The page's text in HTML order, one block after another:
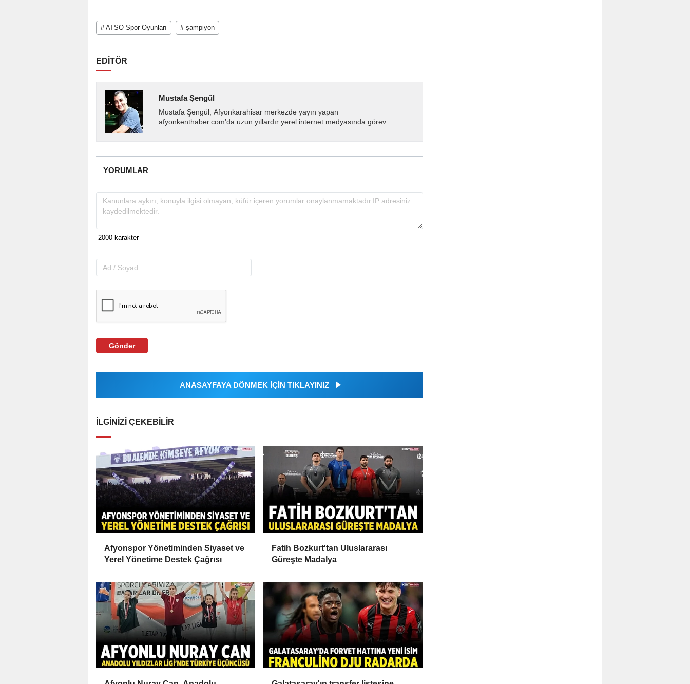
# ATSO Spor Oyunları # şampiyon
EDİTÖR
Mustafa Şengül
Mustafa Şengül, Afyonkarahisar merkezde yayın yapan
afyonkenthaber.com’da uzun yıllardır yerel internet medyasında görev
YORUMLAR
Gönder
ANASAYFAYA DÖNMEK İÇİN TIKLAYINIZ
İLGINIZI ÇEKEBILIR
Afyonspor Yönetiminden Siyaset ve
Yerel Yönetime Destek Çağrısı
Fatih Bozkurt'tan Uluslararası
Güreşte Madalya